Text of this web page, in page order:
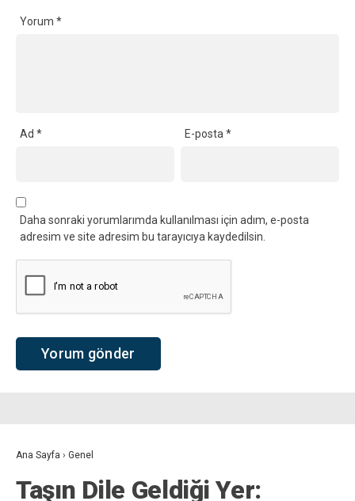
Yorum *
Ad * E-posta*
Daha sonraki yorumlarımda kullanılması için adım, e-posta
adresim ve site adresim bu tarayıcıya kaydedilsin.
Ana Sayfa › Genel
Taşın Dile Geldiği Yer: